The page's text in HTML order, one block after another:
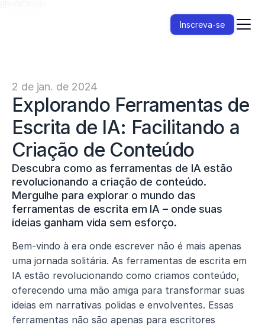
2 de jan. de 2024
Explorando Ferramentas de
Escrita de IA: Facilitando a
Criação de Conteúdo
Descubra como as ferramentas de IA estão
revolucionando a criação de conteúdo.
Mergulhe para explorar o mundo das
ferramentas de escrita em IA – onde suas
ideias ganham vida sem esforço.
Bem-vindo à era onde escrever não é mais apenas
uma jornada solitária. As ferramentas de escrita em
IA estão revolucionando como criamos conteúdo,
oferecendo uma mão amiga para transformar suas
ideias em narrativas polidas e envolventes. Essas
ferramentas não são apenas para escritores
Inscreva-se